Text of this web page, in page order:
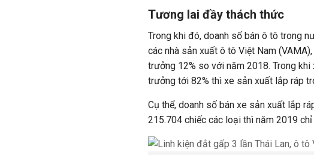
Tương lai đầy thách thức
Trong khi đó, doanh số bán ô tô trong
các nhà sản xuất ô tô Việt Nam
trưởng 12% so với năm 2018. Trong
trưởng tới 82% thì xe sản xuất lắp ráp
Cụ thể, doanh số bán xe sản xuất lắp
215.704 chiếc các loại thì năm 2019